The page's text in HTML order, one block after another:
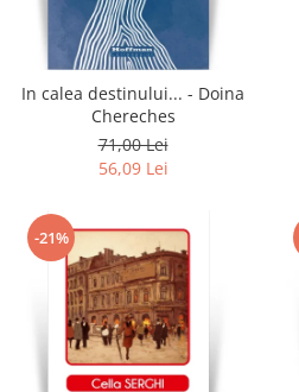
Literatura
Clasica
Contemporana
Universala
Non-fictiune
Calatorii
Memorii
Publicistica / Reportaje / Interviuri
Stiinte umaniste
In calea destinului... - Doina
Chereches
71,00 Lei
56,09 Lei
-21%